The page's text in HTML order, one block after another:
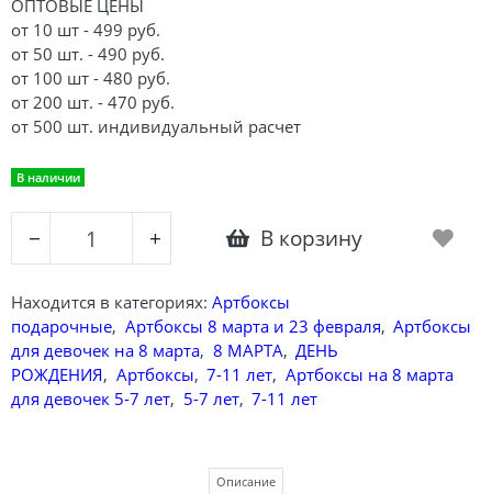
ОПТОВЫЕ ЦЕНЫ
от 10 шт - 499 руб.
от 50 шт. - 490 руб.
от 100 шт - 480 руб.
от 200 шт. - 470 руб.
от 500 шт. индивидуальный расчет
В наличии
− + В корзину
Находится в категориях: Артбоксы
подарочные, Артбоксы 8 марта и 23 февраля, Артбоксы
для девочек на 8 марта, 8 МАРТА, ДЕНЬ
РОЖДЕНИЯ, Артбоксы, 7-11 лет, Артбоксы на 8 марта
для девочек 5-7 лет, 5-7 лет, 7-11 лет
Описание